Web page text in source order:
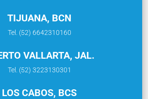
TIJUANA, BCN
Tel. (52) 6642310160
VALLARTA, JAL.
Tel. (52) 3223130301
LOS CABOS, BCS